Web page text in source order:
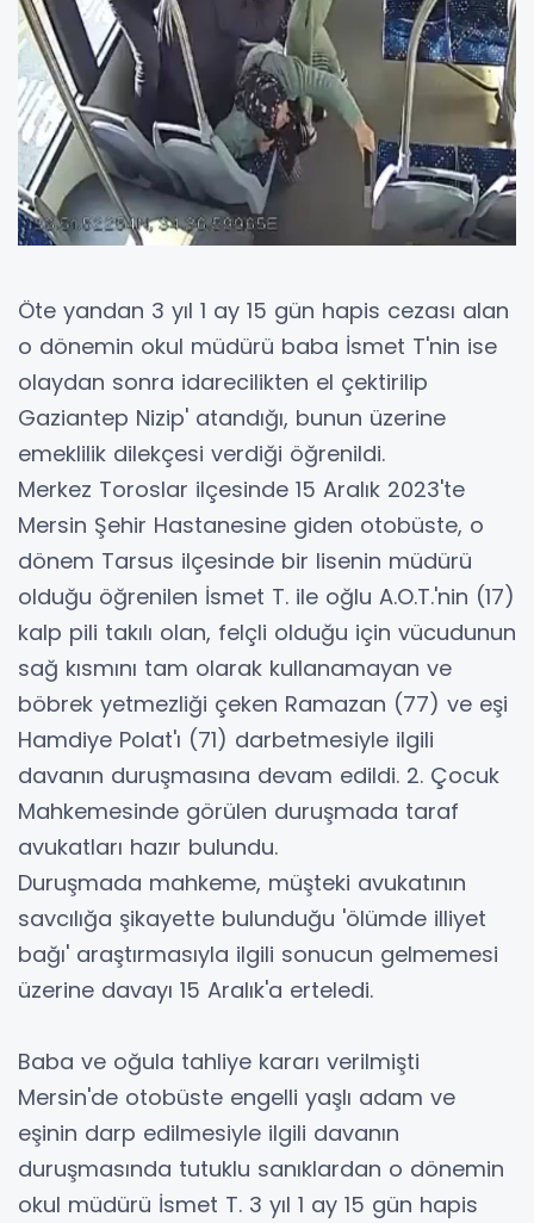
Öte yandan 3 yıl 1 ay 15 gün hapis cezası alan
o dönemin okul müdürü baba İsmet T'nin ise
olaydan sonra idarecilikten el çektirilip
Gaziantep Nizip' atandığı, bunun üzerine
emeklilik dilekçesi verdiği öğrenildi.
Merkez Toroslar ilçesinde 15 Aralık 2023'te
Mersin Şehir Hastanesine giden otobüste, o
dönem Tarsus ilçesinde bir lisenin müdürü
olduğu öğrenilen İsmet T. ile oğlu A.O.T.'nin (17)
kalp pili takılı olan, felçli olduğu için vücudunun
sağ kısmını tam olarak kullanamayan ve
böbrek yetmezliği çeken Ramazan (77) ve eşi
Hamdiye Polat'ı (71) darbetmesiyle ilgili
davanın duruşmasına devam edildi. 2. Çocuk
Mahkemesinde görülen duruşmada taraf
avukatları hazır bulundu.
Duruşmada mahkeme, müşteki avukatının
savcılığa şikayette bulunduğu 'ölümde illiyet
bağı' araştırmasıyla ilgili sonucun gelmemesi
üzerine davayı 15 Aralık'a erteledi.
Baba ve oğula tahliye kararı verilmişti
Mersin'de otobüste engelli yaşlı adam ve
eşinin darp edilmesiyle ilgili davanın
duruşmasında tutuklu sanıklardan o dönemin
okul müdürü İsmet T. 3 yıl 1 ay 15 gün hapis